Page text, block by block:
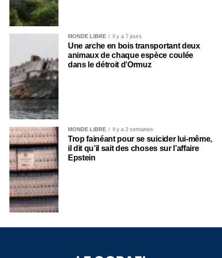
MONDE LIBRE Il y a 7 jours
Une arche en bois transportant deux
animaux de chaque espèce coulée
dans le détroit d’Ormuz
MONDE LIBRE Il y a 2 semaines
Trop fainéant pour se suicider lui-même,
il dit qu’il sait des choses sur l’affaire
Epstein